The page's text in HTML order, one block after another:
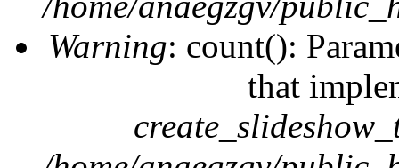
Warning: count():
that